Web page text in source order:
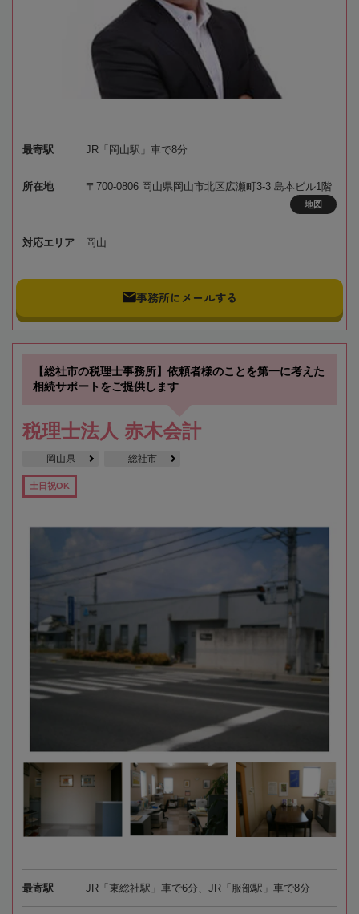
最寄駅 JR「岡山駅」車で8分
所在地 〒700-0806 岡山県岡山市北区広瀬町3-3 島本ビル1階
地図
対応エリア 岡山
事務所にメールする
【総社市の税理士事務所】依頼者様のことを第一に考えた
相続サポートをご提供します
税理士法人 赤木会計
岡山県 総社市
土日祝OK
最寄駅 JR「東総社駅」車で6分、JR「服部駅」車で8分